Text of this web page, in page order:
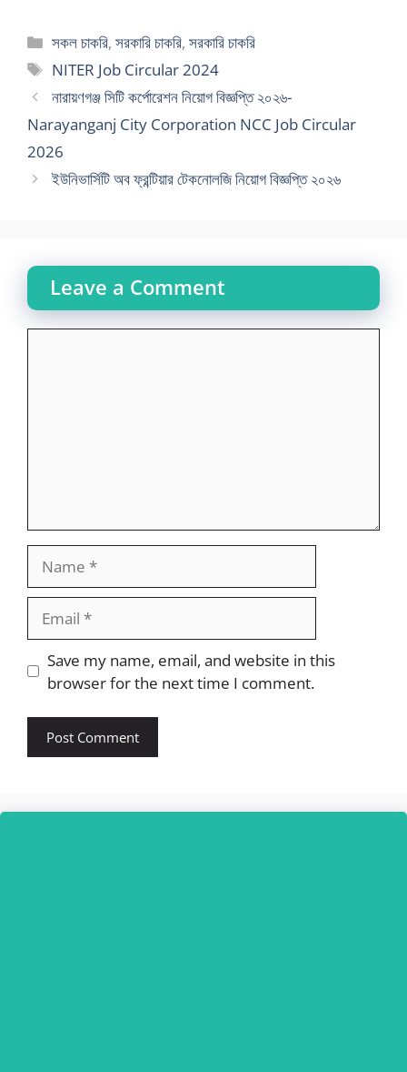
Categories
সকল চাকরি,সরকারি চাকরি,সরকারি চাকরি
Tags
NITER Job Circular 2024
নারায়ণগঞ্জ সিটি কর্পোরেশন নিয়োগ বিজ্ঞপ্তি ২০২৬-
Narayanganj City Corporation NCC Job Circular
2026
ইউনিভার্সিটি অব ফ্রন্টিয়ার টেকনোলজি নিয়োগ বিজ্ঞপ্তি ২০২৬
Leave a Comment
Website
Save my name, email, and website in this
browser for the next time I comment.